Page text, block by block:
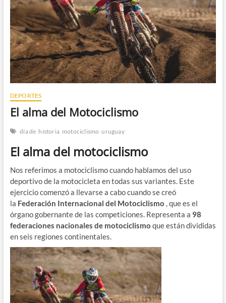
DEPORTES
El alma del Motociclismo
día de historia motociclismo uruguay
El alma del motociclismo
Nos referimos a motociclismo cuando hablamos del uso
deportivo de la motocicleta en todas sus variantes. Este
ejercicio comenzó a llevarse a cabo cuando se creó
la Federación Internacional del Motociclismo , que es el
órgano gobernante de las competiciones. Representa a 98
federaciones nacionales de motociclismo que están divididas
en seis regiones continentales.